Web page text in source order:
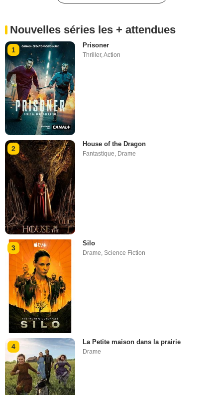
Nouvelles séries les + attendues
1
Prisoner
Thriller,Action
2
House of the Dragon
Fantastique, Drame
3
Silo
Drame ,Science Fiction
4
La Petite maison dans la prairie
Drame